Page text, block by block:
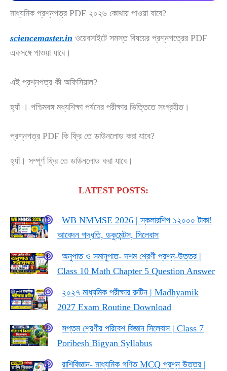
মাধ্যমিক প্রশ্নপত্র PDF ২০২৬ কোথায় পাওয়া যাবে?
sciencemaster.in ওয়েবসাইটে সমস্ত বিষয়ের প্রশ্নপত্রের PDF
একসঙ্গে পাওয়া যাবে।
এই প্রশ্নপত্র কী অফিসিয়াল?
হ্যাঁ । পশ্চিমবঙ্গ মধ্যশিক্ষা পর্ষদের পরীক্ষার ভিত্তিতে সংগ্রহীত।
প্রশ্নপত্র PDF কি ফ্রি তে ডাউনলোড করা যাবে?
হ্যাঁ। সম্পূর্ণ ফ্রি তে ডাউনলোড করা যাবে।
LATEST POSTS:
WB NMMSE 2026 | স্কলারশিপ ১২০০০ টাকা!
আবেদন পদ্ধতি, ডকুমেন্টস, সিলেবাস
অনুপাত ও সমানুপাত- দশম শ্রেণী প্রশ্ন-উত্তর |
Class 10 Math Chapter 5 Question Answer
২০২৭ মাধ্যমিক পরীক্ষার রুটিন | Madhyamik
2027 Exam Routine Download
সপ্তম শ্রেণীর পরিবেশ বিজ্ঞান সিলেবাস | Class 7
Poribesh Bigyan Syllabus
রাশিবিজ্ঞান- মাধ্যমিক গণিত MCQ প্রশ্ন উত্তর |